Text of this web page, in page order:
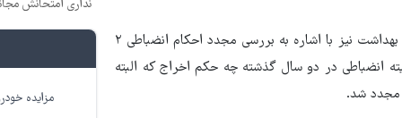
از سوی دیگر دکتر مسعود حبیبی، معاون فرهنگی و دانشجویی وزارت بهداشت نیز با اشاره به بررسی مجدد احکام انضباطی ۲
انضباطی در دو سال گذشته چه حکم اخراج که البته
مجدد شد.
نداری امتحانش
مزایده